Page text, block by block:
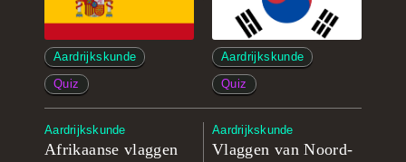
Aardrijkskunde
Quiz
Aardrijkskunde
Quiz
Aardrijkskunde
Afrikaanse vlaggen
Aardrijkskunde
Vlaggen van Noord-